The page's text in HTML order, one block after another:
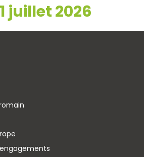
juillet 2026